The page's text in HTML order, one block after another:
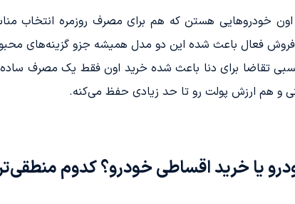
خودروهایی هستن که هم برای مصرف روزمره انتخاب
فعال باعث شده این دو مدل همیشه جزو گزینه‌های
تقاضا برای دنا باعث شده خرید اون فقط یک مصرف ساده
و هم ارزش پولت رو تا حد زیادی حفظ می‌کنه.
یا خرید اقساطی خودرو؟ کدوم